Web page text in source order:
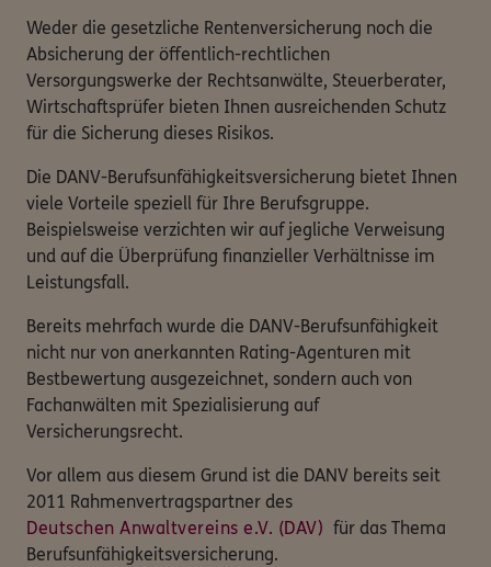
Weder die gesetzliche Rentenversicherung noch die
Absicherung der öffentlich-rechtlichen
Versorgungswerke der Rechtsanwälte, Steuerberater,
Wirtschaftsprüfer bieten Ihnen ausreichenden Schutz
für die Sicherung dieses Risikos.
Die DANV-Berufsunfähigkeitsversicherung bietet Ihnen
viele Vorteile speziell für Ihre Berufsgruppe.
Beispielsweise verzichten wir auf jegliche Verweisung
und auf die Überprüfung finanzieller Verhältnisse im
Leistungsfall.
Bereits mehrfach wurde die DANV-Berufsunfähigkeit
nicht nur von anerkannten Rating-Agenturen mit
Bestbewertung ausgezeichnet, sondern auch von
Fachanwälten mit Spezialisierung auf
Versicherungsrecht.
Vor allem aus diesem Grund ist die DANV bereits seit
2011 Rahmenvertragspartner des
Deutschen Anwaltvereins e.V. (DAV) für das Thema
Berufsunfähigkeitsversicherung.